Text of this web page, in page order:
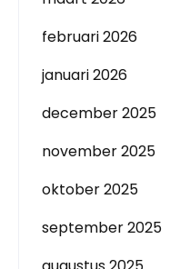
februari 2026
januari 2026
december 2025
november 2025
oktober 2025
september 2025